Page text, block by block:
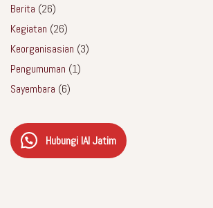
Berita (26)
Kegiatan (26)
Keorganisasian (3)
Pengumuman (1)
Sayembara (6)
Hubungi IAI Jatim